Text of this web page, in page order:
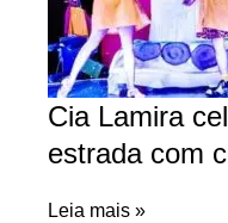
Cia Lamira
estrada com
Leia mais »